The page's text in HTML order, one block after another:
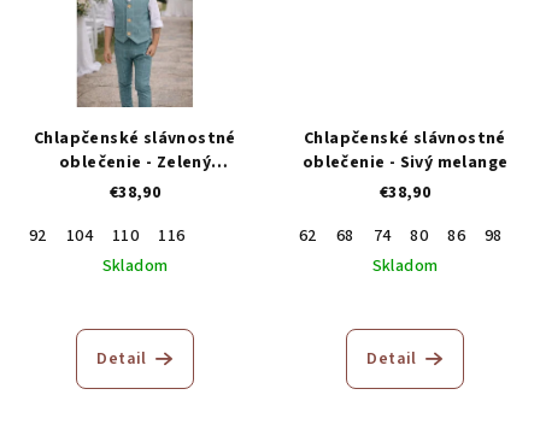
Chlapčenské slávnostné
oblečenie - Zelený
trojkomplet
€38,90
92
104 110
116
Skladom
Detail
Chlapčenské slávnostné
oblečenie - Sivý melange
€38,90
62
68 74 80 86 98
Skladom
Detail